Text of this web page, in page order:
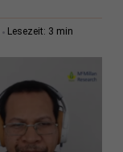
Lesezeit: 3 min